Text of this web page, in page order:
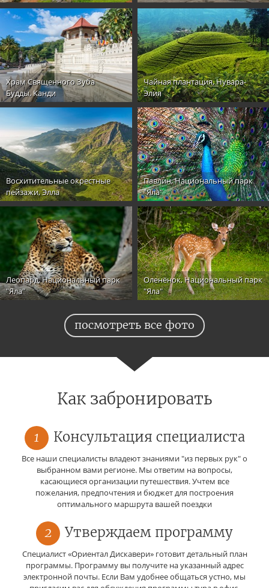
Храм Священного Зуба
Будды, Канди
Чайная плантация, Нувара-
Элия
Восхитительные окрестные
пейзажи, Элла
Павлин, Национальный парк
"Яла"
Леопард, Национальный парк
"Яла"
Оленёнок, Национальный парк
"Яла"
посмотреть все фото
Как забронировать
1 Консультация специалиста
Все наши специалисты владеют знаниями "из первых рук" о
выбранном вами регионе. Мы ответим на вопросы,
касающиеся организации путешествия. Учтем все
пожелания, предпочтения и бюджет для построения
оптимального маршрута вашей поездки
2 Утверждаем программу
Специалист «Ориентал Дискавери» готовит детальный план
программы. Программу вы получите на указанный адрес
электронной почты. Если Вам удобнее общаться устно, мы